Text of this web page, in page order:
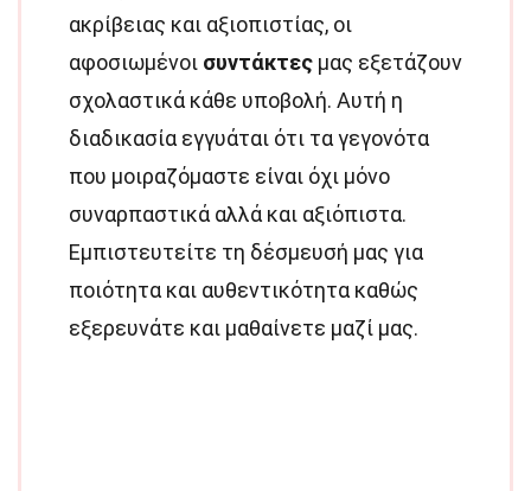
ακρίβειας και αξιοπιστίας, οι
αφοσιωμένοι συντάκτες μας εξετάζουν
σχολαστικά κάθε υποβολή. Αυτή η
διαδικασία εγγυάται ότι τα γεγονότα
που μοιραζόμαστε είναι όχι μόνο
συναρπαστικά αλλά και αξιόπιστα.
Εμπιστευτείτε τη δέσμευσή μας για
ποιότητα και αυθεντικότητα καθώς
εξερευνάτε και μαθαίνετε μαζί μας.